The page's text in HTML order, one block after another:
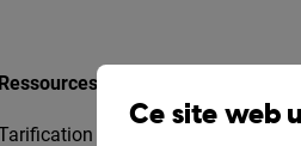
Ressources
Ce site web